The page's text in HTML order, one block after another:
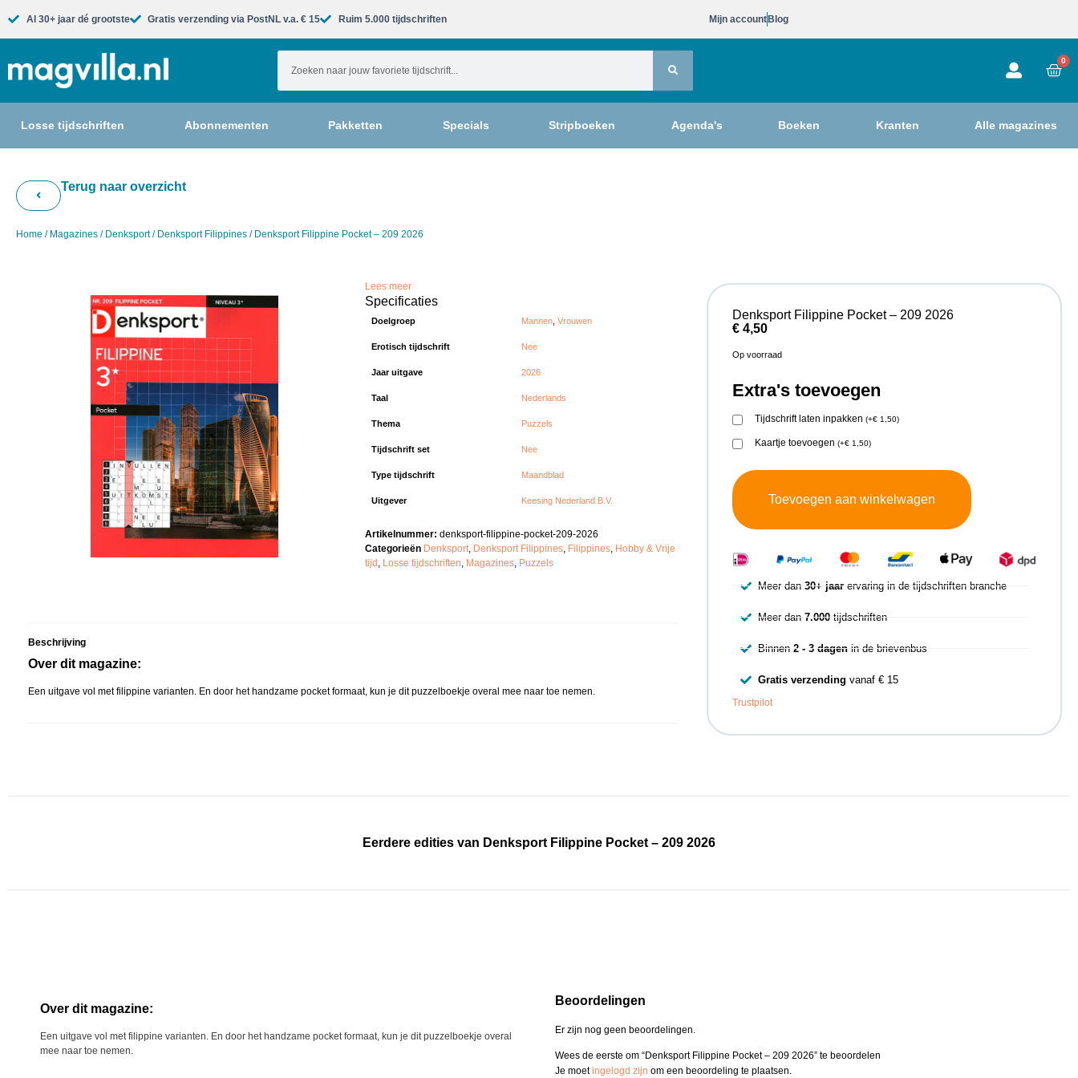
Al 30+ jaar dé grootste​ Gratis verzending via PostNL v.a. € 15 Ruim 5.000 tijdschriften​ Mijn account Blog
0
Losse tijdschriften Abonnementen Pakketten Specials Stripboeken Agenda's Boeken Kranten Alle magazines
Terug naar overzicht
Home / Magazines / Denksport/ Denksport Filippines / Denksport Filippine Pocket – 209 2026
Lees meer
Specificaties
Doelgroep Mannen ,Vrouwen
Erotisch tijdschrift Nee
Jaar uitgave 2026
Taal Nederlands
Thema Puzzels
Tijdschrift set Nee
Type tijdschrift Maandblad
Uitgever Keesing Nederland B.V.
Artikelnummer:denksport-filippine-pocket-209-2026
Categorieën Denksport, Denksport Filippines, Filippines, Hobby & Vrije
tijd , Losse tijdschriften, Magazines, Puzzels
Beschrijving
Over dit magazine:
Een uitgave vol met filippine varianten. En door het handzame pocket formaat, kun je dit puzzelboekje overal mee naar toe nemen.
Denksport Filippine Pocket – 209 2026
€4,50
Op voorraad
Extra's toevoegen
Tijdschrift laten inpakken (+€1,50)
Kaartje toevoegen (+€1,50)
Toevoegen aan winkelwagen
Meer dan30+ jaar ervaring in de tijdschriften branche
Meer dan7.000 tijdschriften
Binnen2 - 3 dagen in de brievenbus
Gratis verzending vanaf € 15
Trustpilot
Eerdere edities van Denksport Filippine Pocket – 209 2026
Over dit magazine:
Een uitgave vol met filippine varianten. En door het handzame pocket formaat, kun je dit puzzelboekje overal
mee naar toe nemen.
Beoordelingen
Er zijn nog geen beoordelingen.
Wees de eerste om “Denksport Filippine Pocket – 209 2026” te beoordelen
Je moetingelogd zijn om een beoordeling te plaatsen.